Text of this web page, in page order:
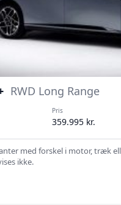
RWD Long Range
Pris
359.995 kr.
med forskel i motor, træk
ikke.